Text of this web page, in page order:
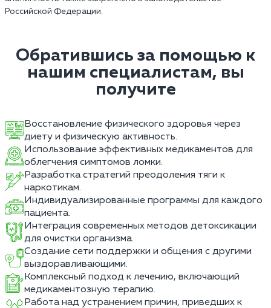
Российской Федерации.
Обратившись за помощью к
нашим специалистам, вы
получите
Восстановление физического здоровья через
диету и физическую активность.
Использование эффективных медикаментов для
облегчения симптомов ломки.
Разработка стратегий преодоления тяги к
наркотикам.
Индивидуализированные программы для каждого
пациента.
Интеграция современных методов детоксикации
для очистки организма.
Создание сети поддержки и общения с другими
выздоравливающими.
Комплексный подход к лечению, включающий
медикаментозную терапию.
Работа над устранением причин, приведших к